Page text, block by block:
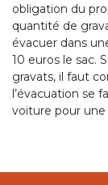
obligation du
quantité de
évacuer dans
10 euros le sac.
gravats, il faut
l’évacuation se
voiture pour